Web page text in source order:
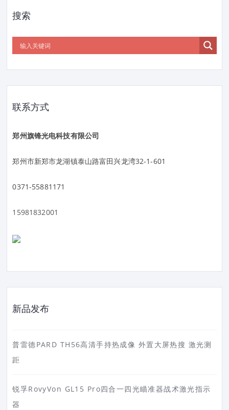
搜索
联系方式
郑州旗锋光电科技有限公司
郑州市新郑市龙湖镇泰山路富田兴龙湾32-1-601
0371-55881171
15981832001
新品发布
普雷德PARD TH56高清手持热成像 外置大屏热搜 激光测
距
锐孚RovyVon GL15 Pro四合一四光瞄准器战术激光指示
器